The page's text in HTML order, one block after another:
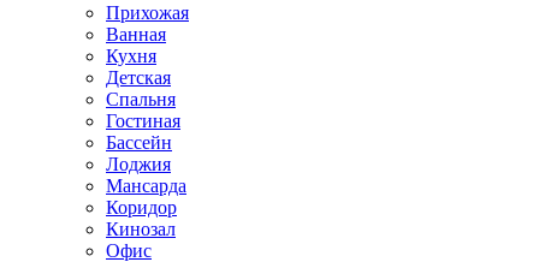
Прихожая
Ванная
Кухня
Детская
Спальня
Гостиная
Бассейн
Лоджия
Мансарда
Коридор
Кинозал
Офис